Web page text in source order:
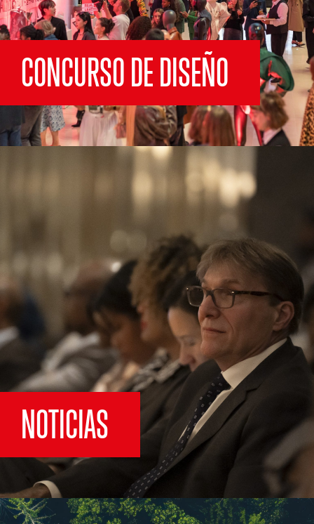
CONCURSO DE DISEÑO
NOTICIAS